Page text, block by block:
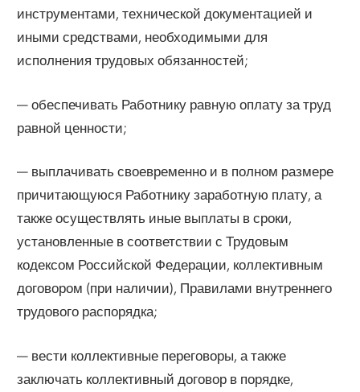
инструментами, технической документацией и
иными средствами, необходимыми для
исполнения трудовых обязанностей;
— обеспечивать Работнику равную оплату за труд
равной ценности;
— выплачивать своевременно и в полном размере
причитающуюся Работнику заработную плату, а
также осуществлять иные выплаты в сроки,
установленные в соответствии с Трудовым
кодексом Российской Федерации, коллективным
договором (при наличии), Правилами внутреннего
трудового распорядка;
— вести коллективные переговоры, а также
заключать коллективный договор в порядке,